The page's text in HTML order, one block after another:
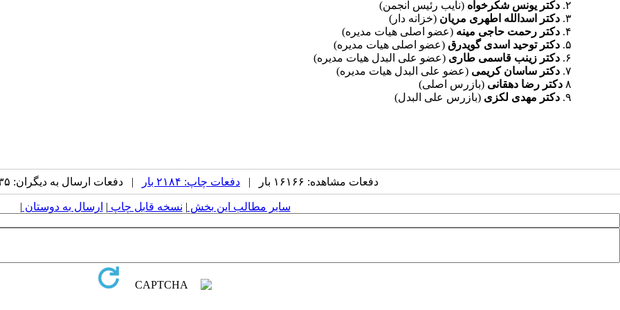
۲. دکتر یونس شکرخواه (نایب رئیس انجمن)
۳. دکتر اسدالله اطهری مریان (خزانه دار)
۴. دکتر رحمت حاجی مینه (عضو اصلی هیات مدیره)
۵. دکتر توحید اسدی گویدرق (عضو اصلی هیات مدیره)
۶. دکتر زینب قاسمی طاری (عضو علی البدل هیات مدیره)
۷. دکتر ساسان کریمی (عضو علی البدل هیات مدیره)
۸ دکتر رضا دهقانی (بازرس اصلی)
۹. دکتر مهدی لکزی (بازرس علی البدل)
دفعات مشاهده: ۱۶۱۶۶ بار | دفعات چاپ: ۲۱۸۴ بار | دفعات ارسال به دیگران: ۱۳۵ بار |
سایر مطالب این بخش | نسخه قابل چاپ | ارسال به دوستان |